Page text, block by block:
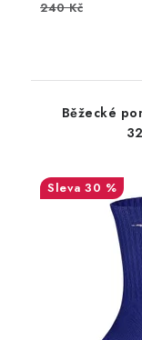
240 Kč
Běžecké
30 %